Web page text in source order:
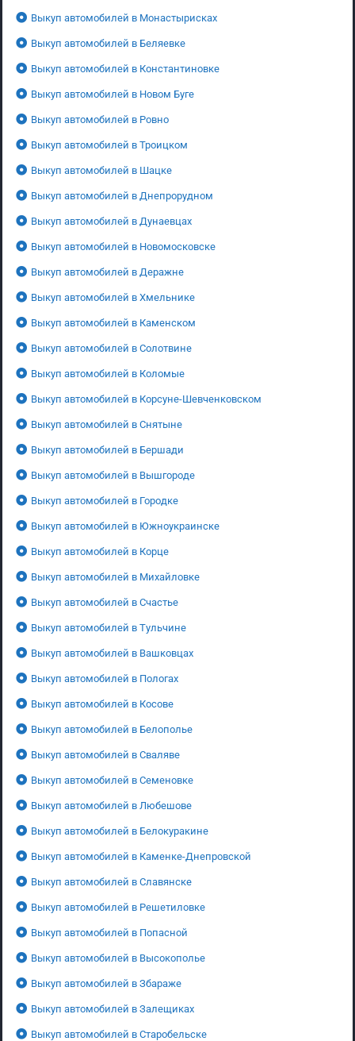
Выкуп автомобилей в Монастырисках
Выкуп автомобилей в Беляевке
Выкуп автомобилей в Константиновке
Выкуп автомобилей в Новом Буге
Выкуп автомобилей в Ровно
Выкуп автомобилей в Троицком
Выкуп автомобилей в Шацке
Выкуп автомобилей в Днепрорудном
Выкуп автомобилей в Дунаевцах
Выкуп автомобилей в Новомосковске
Выкуп автомобилей в Деражне
Выкуп автомобилей в Хмельнике
Выкуп автомобилей в Каменском
Выкуп автомобилей в Солотвине
Выкуп автомобилей в Коломые
Выкуп автомобилей в Корсуне-Шевченковском
Выкуп автомобилей в Снятыне
Выкуп автомобилей в Бершади
Выкуп автомобилей в Вышгороде
Выкуп автомобилей в Городке
Выкуп автомобилей в Южноукраинске
Выкуп автомобилей в Корце
Выкуп автомобилей в Михайловке
Выкуп автомобилей в Счастье
Выкуп автомобилей в Тульчине
Выкуп автомобилей в Вашковцах
Выкуп автомобилей в Пологах
Выкуп автомобилей в Косове
Выкуп автомобилей в Белополье
Выкуп автомобилей в Сваляве
Выкуп автомобилей в Семеновке
Выкуп автомобилей в Любешове
Выкуп автомобилей в Белокуракине
Выкуп автомобилей в Каменке-Днепровской
Выкуп автомобилей в Славянске
Выкуп автомобилей в Решетиловке
Выкуп автомобилей в Попасной
Выкуп автомобилей в Высокополье
Выкуп автомобилей в Збараже
Выкуп автомобилей в Залещиках
Выкуп автомобилей в Старобельске